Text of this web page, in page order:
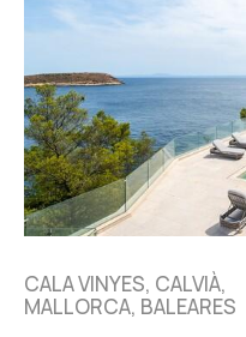
CALA VINYES, CALVIÀ,
MALLORCA, BALEARES